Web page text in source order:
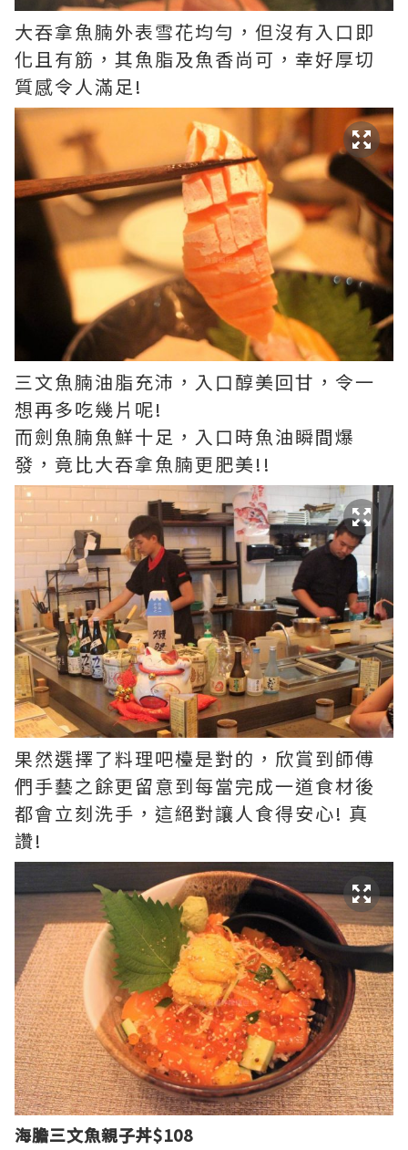
大吞拿魚腩外表雪花均勻，但沒有入口即
化且有筋，其魚脂及魚香尚可，幸好厚切
質感令人滿足!
三文魚腩油脂充沛，入口醇美回甘，令一
想再多吃幾片呢!
而劍魚腩魚鮮十足，入口時魚油瞬間爆
發，竟比大吞拿魚腩更肥美!!
果然選擇了料理吧檯是對的，欣賞到師傅
們手藝之餘更留意到每當完成一道食材後
都會立刻洗手，這絕對讓人食得安心! 真
讚!
海膽三文魚親子丼$108